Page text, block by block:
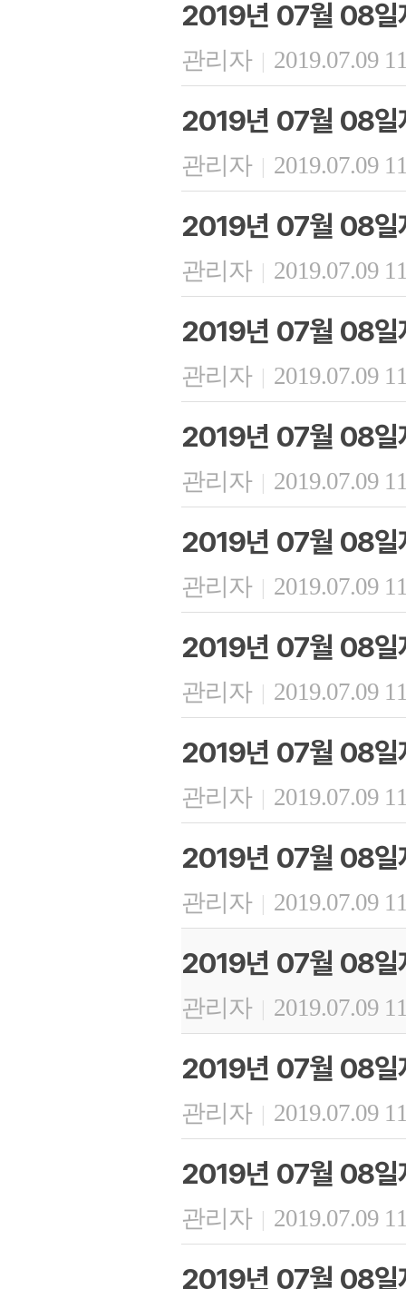
2019년 07월 08일
관리자 | 2019.07.09
2019년 07월 08일
관리자 | 2019.07.09
2019년 07월 08일
관리자 | 2019.07.09
2019년 07월 08일
관리자 | 2019.07.09
2019년 07월 08일
관리자 | 2019.07.09
2019년 07월 08일
관리자 | 2019.07.09
2019년 07월 08일
관리자 | 2019.07.09
2019년 07월 08일
관리자 | 2019.07.09
2019년 07월 08일
관리자 | 2019.07.09
2019년 07월 08일
관리자 | 2019.07.09
2019년 07월 08일
관리자 | 2019.07.09
2019년 07월 08일
관리자 | 2019.07.09
2019년 07월 08일